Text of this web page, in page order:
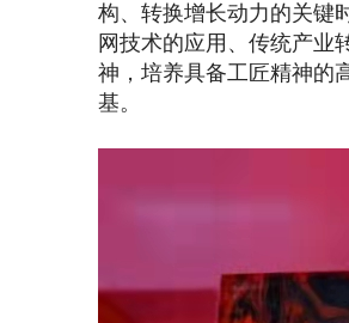
构、转换增长动力的关键
网技术的应用、传统产业
神，培养具备工匠精神的
基。